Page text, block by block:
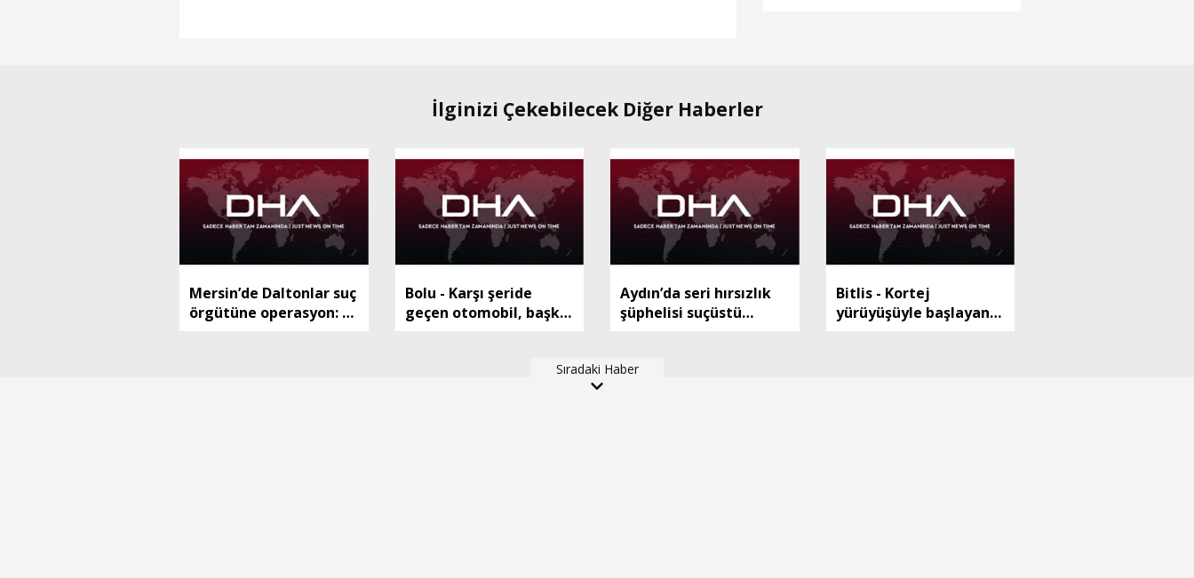
İlginizi Çekebilecek Diğer Haberler
Mersin’de Daltonlar suç
örgütüne operasyon: 6
Bolu - Karşı şeride
geçen otomobil, başka
Aydın’da seri hırsızlık
şüphelisi suçüstü
Bitlis - Kortej
yürüyüşüyle başlayan
Sıradaki Haber